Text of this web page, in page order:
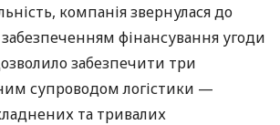
компанія звернулася до
фінансування угоди
забезпечити три
супроводом логістики —
та тривалих